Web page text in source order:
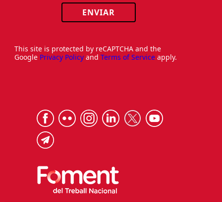
ENVIAR
This site is protected by reCAPTCHA and the
Google Privacy Policy and Terms of Service apply.